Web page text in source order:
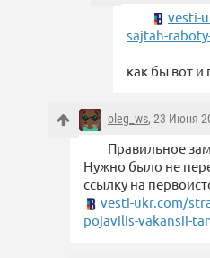
vesti-
sajtah-
как бы вот и
oleg_ws, 23 Июня
Правильное
Нужно было не
ссылку на
vesti-ukr.com/
pojavilis-vakansii-